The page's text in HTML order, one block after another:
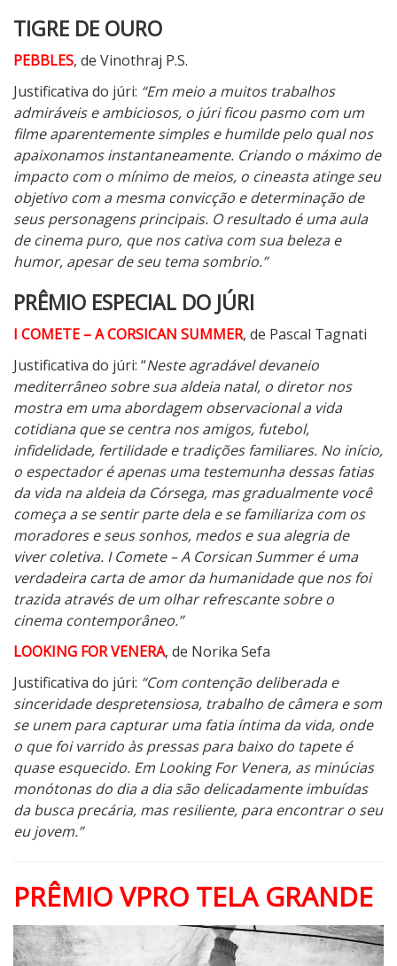
TIGRE DE OURO
PEBBLES, de Vinothraj P.S.
Justificativa do júri: “Em meio a muitos trabalhos
admiráveis ​​e ambiciosos, o júri ficou pasmo com um
filme aparentemente simples e humilde pelo qual nos
apaixonamos instantaneamente. Criando o máximo de
impacto com o mínimo de meios, o cineasta atinge seu
objetivo com a mesma convicção e determinação de
seus personagens principais. O resultado é uma aula
de cinema puro, que nos cativa com sua beleza e
humor, apesar de seu tema sombrio.”
PRÊMIO ESPECIAL DO JÚRI
I COMETE – A CORSICAN SUMMER, de Pascal Tagnati
Justificativa do júri: “Neste agradável devaneio
mediterrâneo sobre sua aldeia natal, o diretor nos
mostra em uma abordagem observacional a vida
cotidiana que se centra nos amigos, futebol,
infidelidade, fertilidade e tradições familiares. No início,
o espectador é apenas uma testemunha dessas fatias
da vida na aldeia da Córsega, mas gradualmente você
começa a se sentir parte dela e se familiariza com os
moradores e seus sonhos, medos e sua alegria de
viver coletiva. I Comete – A Corsican Summer é uma
verdadeira carta de amor da humanidade que nos foi
trazida através de um olhar refrescante sobre o
cinema contemporâneo.”
LOOKING FOR VENERA, de Norika Sefa
Justificativa do júri: “Com contenção deliberada e
sinceridade despretensiosa, trabalho de câmera e som
se unem para capturar uma fatia íntima da vida, onde
o que foi varrido às pressas para baixo do tapete é
quase esquecido. Em Looking For Venera, as minúcias
monótonas do dia a dia são delicadamente imbuídas
da busca precária, mas resiliente, para encontrar o seu
eu jovem.”
PRÊMIO VPRO TELA GRANDE